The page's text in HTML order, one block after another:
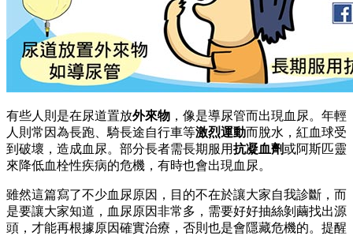
有些人則是在尿道置放外來物 ，像是導尿管而出現血尿。年輕
人則常因為長跑、騎長途自行車等激烈運動而脫水，紅血球受
到破壞，造成血尿。部分長者需長期服用抗凝血劑或阿斯匹靈
來降低血栓性疾病的危機，有時也會出現血尿。
雖然這篇寫了不少血尿原因，目的不在於讓大家自我診斷，而
是要讓大家知道，血尿原因非常多，需要好好抽絲剝繭找出源
頭，才能再根據原因確實治療，否則也是會隱藏危機的。提醒